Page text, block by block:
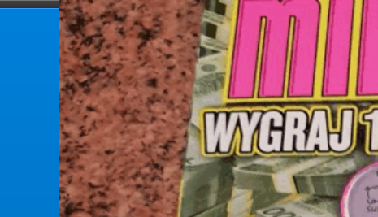
forumlotek.pl
Forum gier liczbowych